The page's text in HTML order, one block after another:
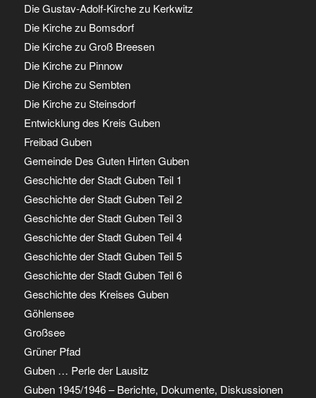
Die Gustav-Adolf-Kirche zu Kerkwitz
Die Kirche zu Bomsdorf
Die Kirche zu Groß Breesen
Die Kirche zu Pinnow
Die Kirche zu Sembten
Die Kirche zu Steinsdorf
Entwicklung des Kreis Guben
Freibad Guben
Gemeinde Des Guten Hirten Guben
Geschichte der Stadt Guben Teil 1
Geschichte der Stadt Guben Teil 2
Geschichte der Stadt Guben Teil 3
Geschichte der Stadt Guben Teil 4
Geschichte der Stadt Guben Teil 5
Geschichte der Stadt Guben Teil 6
Geschichte des Kreises Guben
Göhlensee
Großsee
Grüner Pfad
Guben … Perle der Lausitz
Guben 1945/1946 – Berichte, Dokumente, Diskussionen